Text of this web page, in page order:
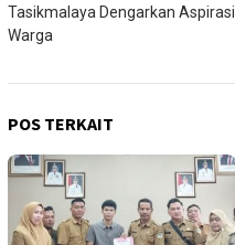
Tasikmalaya Dengarkan Aspirasi
Warga
POS TERKAIT